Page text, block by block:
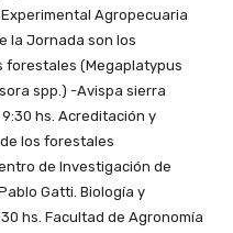
Agropecuaria
la Jornada son los
forestales (Megaplatypus
spp.) -Avispa sierra
hs. Acreditación y
los forestales
de Investigación de
Gatti. Biología y
hs. Facultad de Agronomía